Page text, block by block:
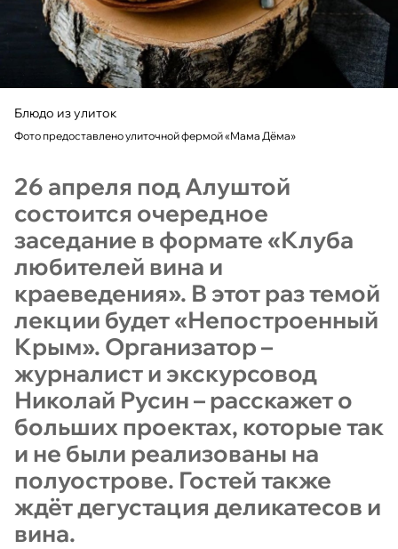
Блюдо из улиток
Фото предоставлено улиточной фермой «Мама Дёма»
26 апреля под Алуштой
состоится очередное
заседание в формате «Клуба
любителей вина и
краеведения». В этот раз темой
лекции будет «Непостроенный
Крым». Организатор –
журналист и экскурсовод
Николай Русин – расскажет о
больших проектах, которые так
и не были реализованы на
полуострове. Гостей также
ждёт дегустация деликатесов и
вина.